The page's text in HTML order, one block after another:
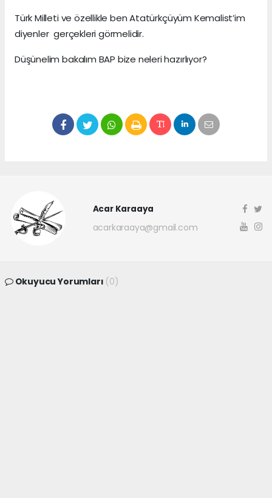
Türk Milleti ve özellikle ben Atatürkçüyüm Kemalist’im
diyenler gerçekleri görmelidir.
Düşünelim bakalım BAP bize neleri hazırlıyor?
Acar Karaaya
acarkaraaya@gmail.com
Okuyucu Yorumları (0)